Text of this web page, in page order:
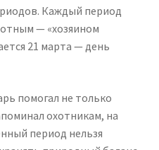
Каждый период
— «хозяином
21 марта — день
помогал не только
охотникам, на
период нельзя